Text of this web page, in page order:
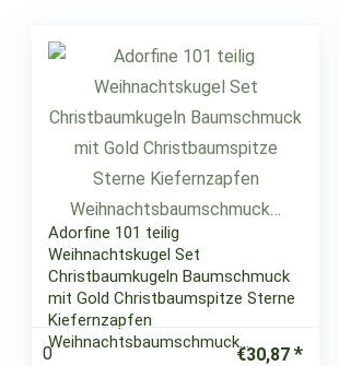
Adorfine 101 teilig
Weihnachtskugel Set
Christbaumkugeln Baumschmuck
mit Gold Christbaumspitze Sterne
Kiefernzapfen
Weihnachtsbaumschmuck…
0 €30,87